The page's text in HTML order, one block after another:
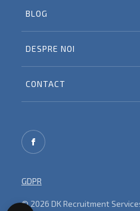
BLOG
DESPRE NOI
CONTACT
GDPR
© 2026 DK Recruitment